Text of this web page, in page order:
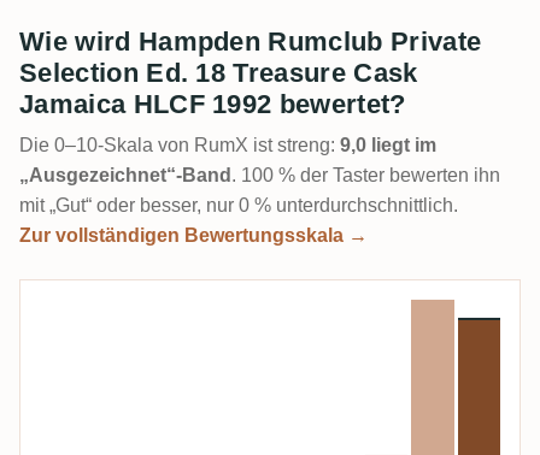
Wie wird Hampden Rumclub Private
Selection Ed. 18 Treasure Cask
Jamaica HLCF 1992 bewertet?
Die 0–10-Skala von RumX ist streng: 9,0 liegt im
„Ausgezeichnet“-Band . 100 % der Taster bewerten ihn
mit „Gut“ oder besser, nur 0 % unterdurchschnittlich.
Zur vollständigen Bewertungsskala →